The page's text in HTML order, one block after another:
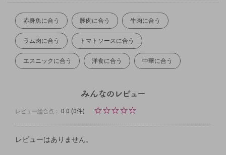
赤身魚に合う 豚肉に合う 牛肉に合う
ラム肉に合う トマトソースに合う
エスニックに合う 洋食に合う 中華に合う
レビュー総合点： 0.0 (0件) ☆☆☆☆☆
レビューはありません。